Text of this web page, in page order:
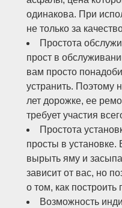
одинакова. При
не только за
Простота
прост в
вам просто
устранить. Поэтому
лет дорожке, ее
требует участия
Простота
просты в установке.
вырыть яму и
зависит от вас, но
о том, как построить
Возможность